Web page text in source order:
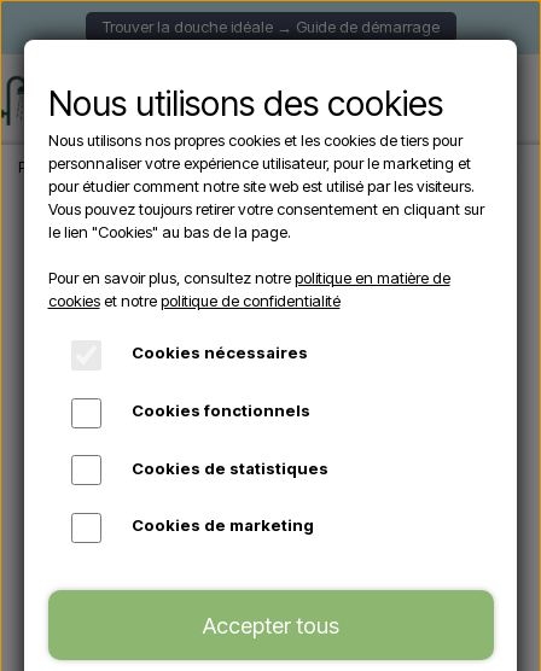
Trouver la douche idéale → Guide de démarrage
Page d'accueil Sined LEA GRIGIA - Douche de piscine chauffée à l'énergie
Nous utilisons des cookies
Nous utilisons nos propres cookies et les cookies de tiers pour
personnaliser votre expérience utilisateur, pour le marketing et
pour étudier comment notre site web est utilisé par les visiteurs.
Vous pouvez toujours retirer votre consentement en cliquant sur
le lien "Cookies" au bas de la page.
Pour en savoir plus, consultez notrepolitique en matière de
cookieset notrepolitique de confidentialité
Cookies nécessaires
Cookies fonctionnels
Cookies de statistiques
Cookies de marketing
Accepter tous